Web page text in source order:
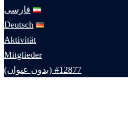
فارسی
Deutsch
Aktivität
Mitglieder
#12877 (بدون عنوان)